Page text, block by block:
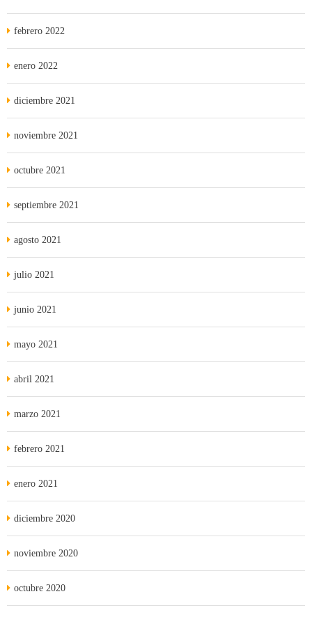
febrero 2022
enero 2022
diciembre 2021
noviembre 2021
octubre 2021
septiembre 2021
agosto 2021
julio 2021
junio 2021
mayo 2021
abril 2021
marzo 2021
febrero 2021
enero 2021
diciembre 2020
noviembre 2020
octubre 2020